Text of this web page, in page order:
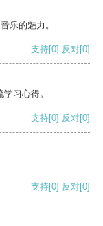
乐的魅力。
支持[0] 反对[0]
习心得。
支持[0] 反对[0]
支持[0] 反对[0]